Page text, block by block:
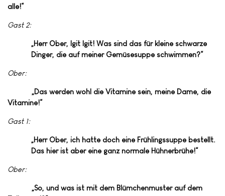
alle!“
Gast 2:
„Herr Ober, Igit Igit! Was sind das für kleine schwarze
Dinger, die auf meiner Gemüsesuppe schwimmen?“
Ober:
„Das werden wohl die Vitamine sein, meine Dame, die
Vitamine!“
Gast 1:
„Herr Ober, ich hatte doch eine Frühlingssuppe bestellt.
Das hier ist aber eine ganz normale Hühnerbrühe!“
Ober:
„So, und was ist mit dem Blümchenmuster auf dem